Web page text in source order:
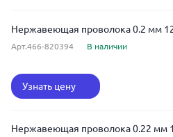
Нержавеющая проволока 0.2 мм
Арт.466-820394 В наличии
Узнать цену
Нержавеющая проволока 0.22 мм